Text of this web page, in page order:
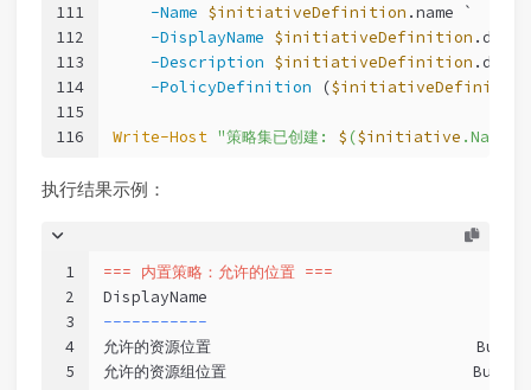
111
112
113
114
115
116
-Name $initiativeDefinition .name `
-DisplayName $initiativeDefinition
-Description $initiativeDefinition
-PolicyDefinition ($initiativeDefinition
Write-Host "策略集已创建: $ ($initiative .Name)"
执行结果示例：
1
2
3
4
5
=== 内置策略：允许的位置 ===
DisplayName
-----------
允许的资源位置                            BuiltIn
允许的资源组位置                          BuiltIn